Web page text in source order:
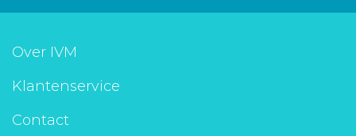
Over IVM
Klantenservice
Contact